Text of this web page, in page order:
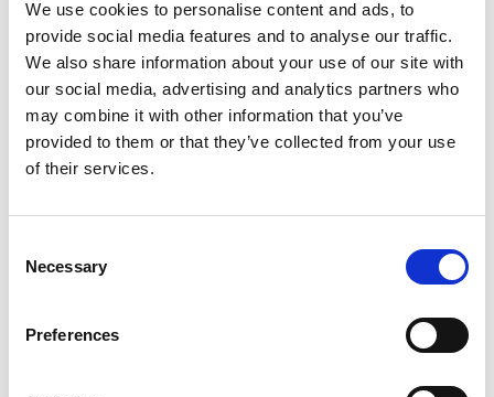
We use cookies to personalise content and ads, to
provide social media features and to analyse our traffic.
We also share information about your use of our site with
our social media, advertising and analytics partners who
may combine it with other information that you’ve
provided to them or that they’ve collected from your use
of their services.
Selection
Necessary
Preferences
€90,00
6 9
12
PEPPER app-abonnement aantal
NU KOPEN
Je activatiecode wordt binnen 1–2 dagen via e-mail
trainen.